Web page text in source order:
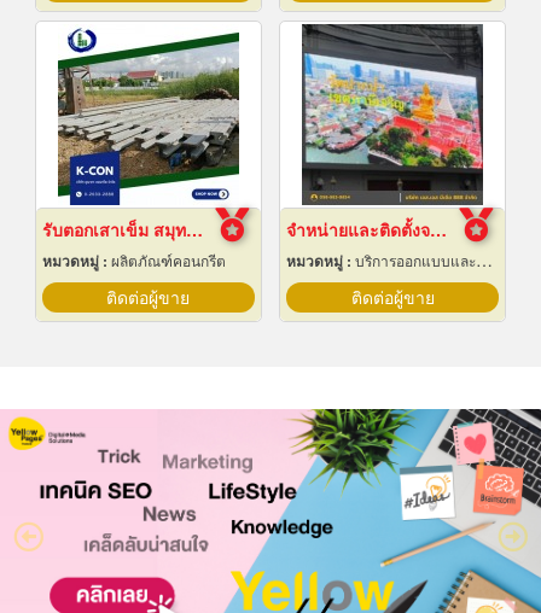
รับตอกเสาเข็ม สมุทรปราการ ราคาถูก
หมวดหมู่ : ผลิตภัณฑ์คอนกรีต
ติดต่อผู้ขาย
จำหน่ายและติดตั้งจอ LED Display Outdoor
หมวดหมู่ : บริการออกแบบและจัดทำป้ายโฆษณา 24 ชม.
ติดต่อผู้ขาย